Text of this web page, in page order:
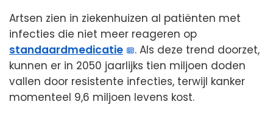
Artsen zien in ziekenhuizen al patiënten met
infecties die niet meer reageren op
standaardmedicatie
. Als deze trend doorzet,
kunnen er in 2050 jaarlijks tien miljoen doden
vallen door resistente infecties, terwijl kanker
momenteel 9,6 miljoen levens kost.